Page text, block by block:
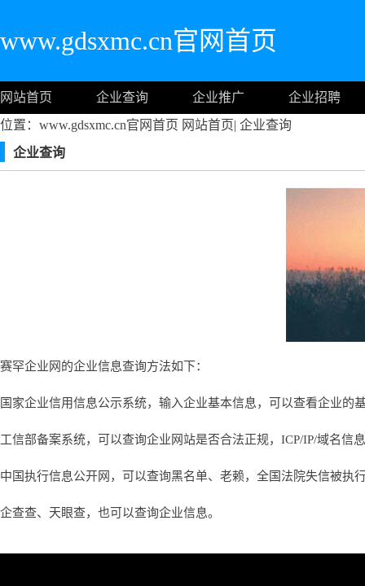
www.gdsxmc.cn官网首页
网站首页 企业查询 企业推广
企业招聘
位置：www.gdsxmc.cn官网首页 网站首页| 企业查询
企业查询
赛罕企业网的企业信息查询方法如下：
国家企业信用信息公示系统，输入企业基本信息，可以查看企业的
工信部备案系统，可以查询企业网站是否合法正规，ICP/IP/域名信
中国执行信息公开网，可以查询黑名单、老赖，全国法院失信被执
企查查、天眼查，也可以查询企业信息。